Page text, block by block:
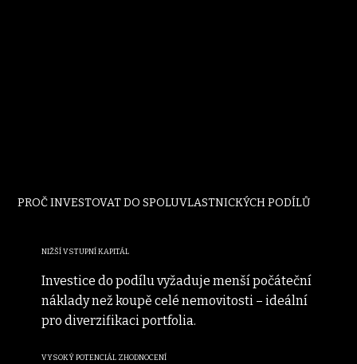
PROČ INVESTOVAT DO SPOLUVLASTNICKÝCH PODÍLŮ
NIŽŠÍ VSTUPNÍ KAPITÁL
Investice do podílu vyžaduje menší počáteční
náklady než koupě celé nemovitosti – ideální
pro diverzifikaci portfolia.
VYSOKÝ POTENCIÁL ZHODNOCENÍ